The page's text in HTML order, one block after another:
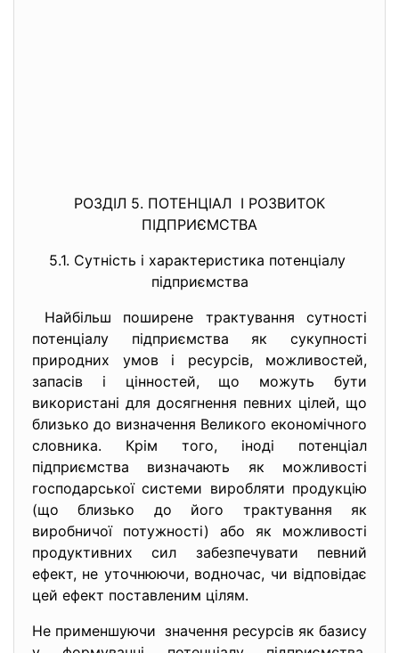
РОЗДІЛ 5. ПОТЕНЦІАЛ І РОЗВИТОК
ПІДПРИЄМСТВА
5.1. Сутність і характеристика потенціалу
підприємства
Найбільш поширене трактування сутності
потенціалу підприємства як сукупності
природних умов і ресурсів, можливостей,
запасів і цінностей, що можуть бути
використані для досягнення певних цілей, що
близько до визначення Великого економічного
словника. Крім того, іноді потенціал
підприємства визначають як можливості
господарської системи виробляти продукцію
(що близько до його трактування як
виробничої потужності) або як можливості
продуктивних сил забезпечувати певний
ефект, не уточнюючи, водночас, чи відповідає
цей ефект поставленим цілям.
Не применшуючи значення ресурсів як базису